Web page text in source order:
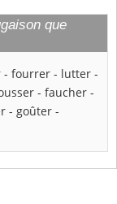
que
- fourrer - lutter -
- faucher -
- goûter -